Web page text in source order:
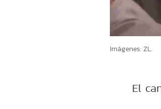
Imágenes: ZL.
El